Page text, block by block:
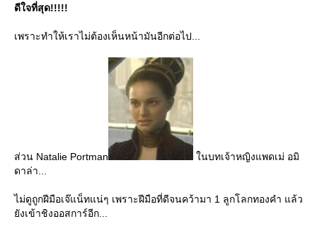
ดีใจที่สุด!!!!!
เพราะทำให้เราไม่ต้องเห็นหน้ามันอีกต่อไป...
ส่วน Natalie Portman
นบทเจ้าหญิงแพดเม่ อมิ
ดาล่า...
ไม่ดูถูกฝีมือเจ๊แน็ทแน่ๆ เพราะฝีมือที่ดีจนคว้ามา 1 ลูกโลกทองคำ แล้ว
ังเข้าชิงออสการ์อีก...